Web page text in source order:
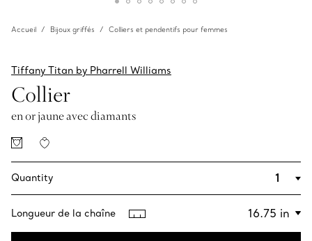
Accueil Bijoux griffés Colliers et pendentifs pour femmes
Tiffany Titan by Pharrell Williams
Collier
en or jaune avec diamants
Quantity
Longueur de la chaîne